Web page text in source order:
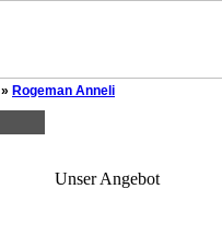
» Rogeman Anneli
Unser Angebot